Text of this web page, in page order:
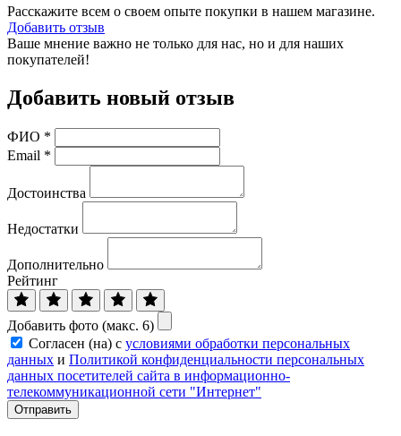
Расскажите всем о своем опыте покупки в нашем магазине.
Добавить отзыв
Ваше мнение важно не только для нас, но и для наших
покупателей!
Добавить новый отзыв
ФИО *
Email *
Достоинства
Недостатки
Дополнительно
Рейтинг
Добавить фото (макс. 6)
Согласен (на) с условиями обработки персональных
данных и Политикой конфиденциальности персональных
данных посетителей сайта в информационно-
телекоммуникационной сети "Интернет"
Отправить